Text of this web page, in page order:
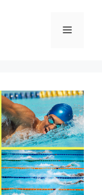
Menu